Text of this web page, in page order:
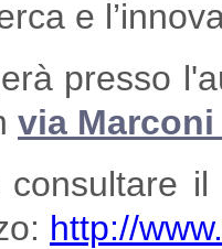
e
presso
via Marconi
http://